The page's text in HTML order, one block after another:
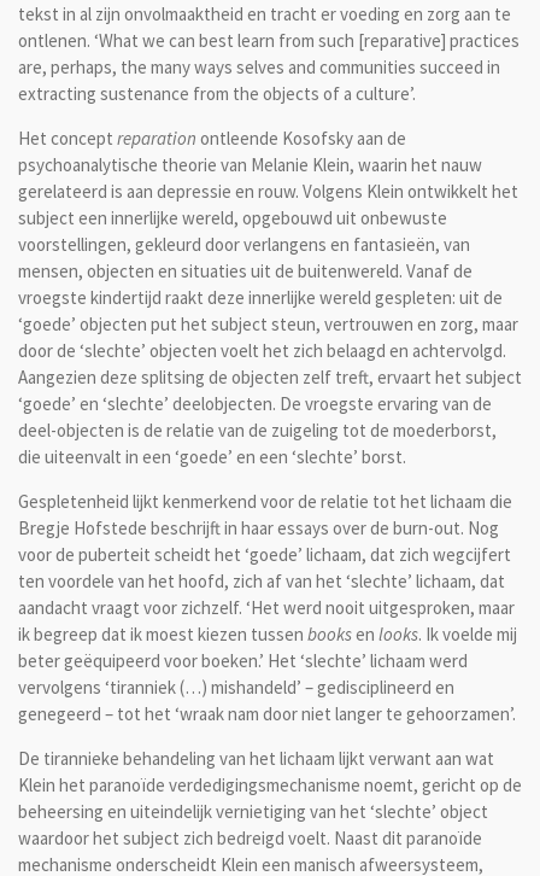
tekst in al zijn onvolmaaktheid en tracht er voeding en zorg aan te
ontlenen. ‘What we can best learn from such [reparative] practices
are, perhaps, the many ways selves and communities succeed in
extracting sustenance from the objects of a culture’.
Het concept reparation ontleende Kosofsky aan de
psychoanalytische theorie van Melanie Klein, waarin het nauw
gerelateerd is aan depressie en rouw. Volgens Klein ontwikkelt het
subject een innerlijke wereld, opgebouwd uit onbewuste
voorstellingen, gekleurd door verlangens en fantasieën, van
mensen, objecten en situaties uit de buitenwereld. Vanaf de
vroegste kindertijd raakt deze innerlijke wereld gespleten: uit de
‘goede’ objecten put het subject steun, vertrouwen en zorg, maar
door de ‘slechte’ objecten voelt het zich belaagd en achtervolgd.
Aangezien deze splitsing de objecten zelf treft, ervaart het subject
‘goede’ en ‘slechte’ deelobjecten. De vroegste ervaring van de
deel-objecten is de relatie van de zuigeling tot de moederborst,
die uiteenvalt in een ‘goede’ en een ‘slechte’ borst.
Gespletenheid lijkt kenmerkend voor de relatie tot het lichaam die
Bregje Hofstede beschrijft in haar essays over de burn-out. Nog
voor de puberteit scheidt het ‘goede’ lichaam, dat zich wegcijfert
ten voordele van het hoofd, zich af van het ‘slechte’ lichaam, dat
aandacht vraagt voor zichzelf. ‘Het werd nooit uitgesproken, maar
ik begreep dat ik moest kiezen tussen booksen looks. Ik voelde mij
beter geëquipeerd voor boeken.’ Het ‘slechte’ lichaam werd
vervolgens ‘tiranniek (…) mishandeld’ – gedisciplineerd en
genegeerd – tot het ‘wraak nam door niet langer te gehoorzamen’.
De tirannieke behandeling van het lichaam lijkt verwant aan wat
Klein het paranoïde verdedigingsmechanisme noemt, gericht op de
beheersing en uiteindelijk vernietiging van het ‘slechte’ object
waardoor het subject zich bedreigd voelt. Naast dit paranoïde
mechanisme onderscheidt Klein een manisch afweersysteem,